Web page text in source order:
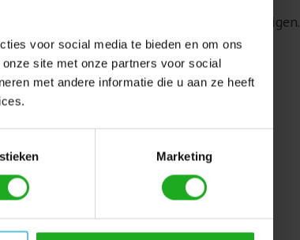
voor social media te bieden en om ons
site met onze partners voor social
met andere informatie die u aan ze heeft
Marketing
zitten kunt u dit dopje erop bevestigen.
leuk